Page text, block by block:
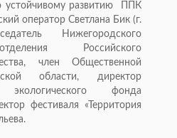
устойчивому развитию ППК
оператор Светлана Бик (г.
Нижегородского
Российского
член Общественной
области, директор
экологического фонда
фестиваля «Территория